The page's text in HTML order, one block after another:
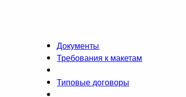
Документы
Требования к макетам
Типовые договоры